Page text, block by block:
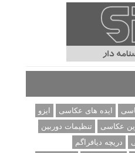
ایده های عکاسی
ایزو
عکاسی
تنظیمات دوربین
دریچه دیافراگم